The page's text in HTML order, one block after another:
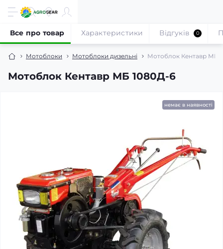
Мотоблоки Мотоблоки дизельні Мотоблок Кентавр МБ
Мотоблок Кентавр МБ 1080Д-6
Все про товар Характеристики Відгуків 0
немає в наявності